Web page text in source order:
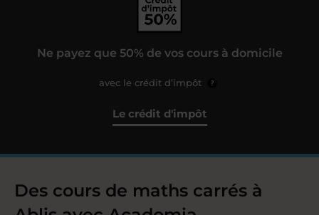
Ne payez que 50% de vos cours à domicile
avec le crédit d’impôt ?
Le crédit d'impôt
Des cours de maths carrés à